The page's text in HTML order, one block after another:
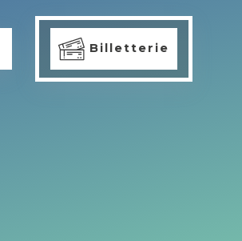
Billetterie